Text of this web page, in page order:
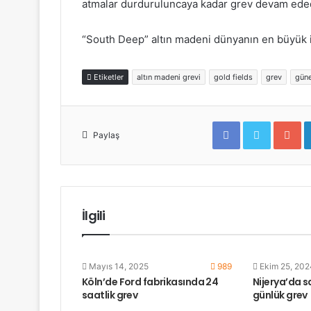
atmalar durduruluncaya kadar grev devam
“South Deep” altın madeni dünyanın en
Etiketler altın madeni grevi gold fields grev
Paylaş
F
e
b
o
T
t
t
r
G
g
l
+
İlgili
Mayıs 14, 2025 989
Köln’de Ford fabrikasında 24
saatlik grev
Ekim 25,
Nijerya’da
günlük grev